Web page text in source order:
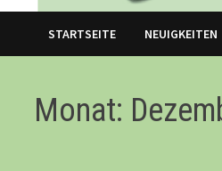
STARTSEITE NEUIGKEITEN
Monat: